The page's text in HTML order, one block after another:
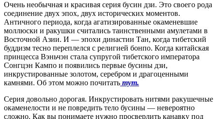
Очень необычная и красивая серия бусин дзи. Это своего рода
соединение двух эпох, двух исторических моментов.
Античного периода, когда агатизированные окаменевшие
моллюски и ракушки считались таинственными амулетами в
Восточной Азии. И — эпохи династии Тан, когда тибетский
буддизм тесно переплелся с религией бонпо. Когда китайская
принцесса Вэньчэн стала супругой тибетского императора
Сонгцэн Кампо и появились первые бусины дзи,
инкрустированные золотом, серебром и драгоценными
камнями. Об этом можно почитать тут.
Серия довольно дорогая. Инкрустировать нитями ракушечные
окаменелости и не повредить тело бусины — невероятно
сложно. Как вы понимаете нужно просверлить канавку под